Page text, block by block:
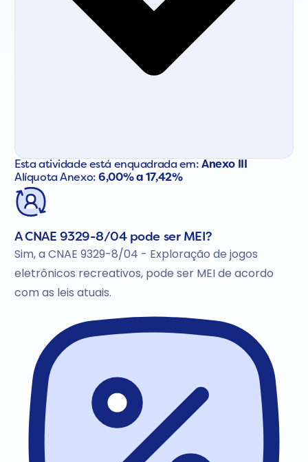
Esta atividade está enquadrada em:Anexo III
Alíquota Anexo:6,00% a 17,42%
A CNAE 9329-8/04 pode ser MEI?
Sim, a CNAE 9329-8/04 - Exploração de jogos
eletrônicos recreativos, pode ser MEI de acordo
com as leis atuais.